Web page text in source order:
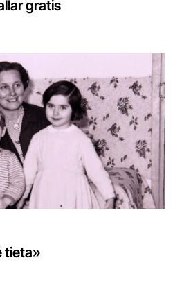
gratis
tieta»